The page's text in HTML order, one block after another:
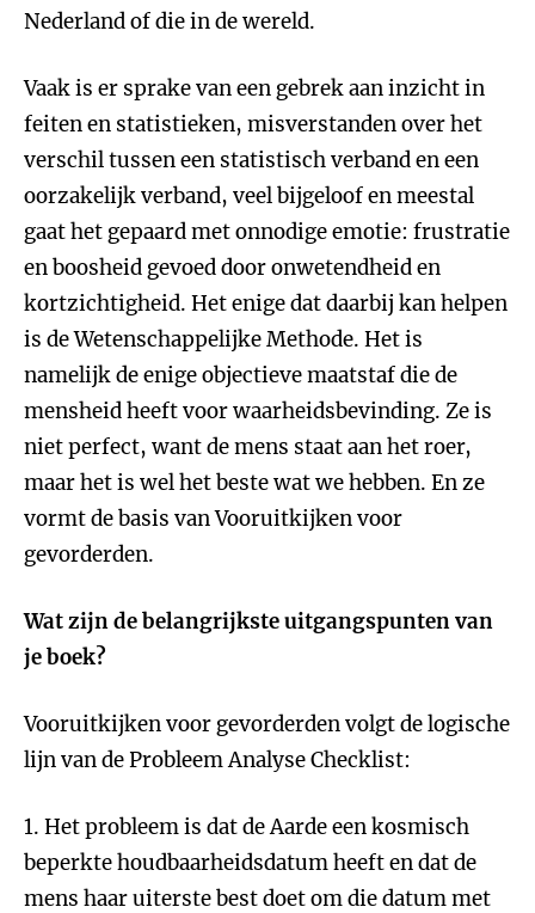
Nederland of die in de wereld.
Vaak is er sprake van een gebrek aan inzicht in
feiten en statistieken, misverstanden over het
verschil tussen een statistisch verband en een
oorzakelijk verband, veel bijgeloof en meestal
gaat het gepaard met onnodige emotie: frustratie
en boosheid gevoed door onwetendheid en
kortzichtigheid. Het enige dat daarbij kan helpen
is de Wetenschappelijke Methode. Het is
namelijk de enige objectieve maatstaf die de
mensheid heeft voor waarheidsbevinding. Ze is
niet perfect, want de mens staat aan het roer,
maar het is wel het beste wat we hebben. En ze
vormt de basis van Vooruitkijken voor
gevorderden.
Wat zijn de belangrijkste uitgangspunten van
je boek?
Vooruitkijken voor gevorderden volgt de logische
lijn van de Probleem Analyse Checklist:
1. Het probleem is dat de Aarde een kosmisch
beperkte houdbaarheidsdatum heeft en dat de
mens haar uiterste best doet om die datum met